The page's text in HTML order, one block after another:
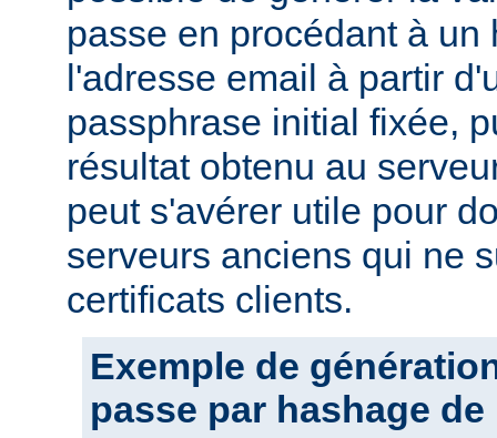
passe en procédant à un
l'adresse email à partir
passphrase initial fixée,
résultat obtenu au
peut s'avérer utile pour
serveurs anciens qui ne
certificats clients.
Exemple de
passe par hashage